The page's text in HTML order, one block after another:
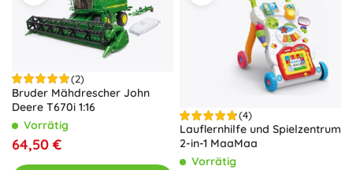
(2)
Bruder Mähdrescher John
Deere T670i 1:16
Vorrätig
64,50 €
(4)
Lauflernhilfe und Spielzentrum
2-in-1 MaaMaa
Vorrätig